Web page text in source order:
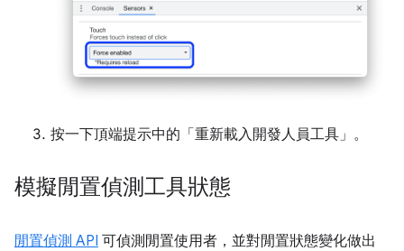
按一下頂端提示中的「重新載入開發人員工具」 。
模擬閒置偵測工具狀態
閒置偵測 API 可偵測閒置使用者，並對閒置狀態變化做出